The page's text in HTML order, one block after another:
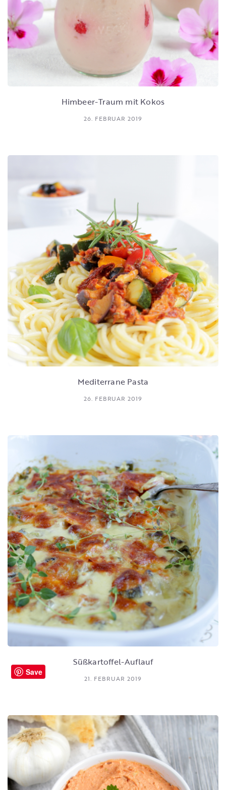
Himbeer-Traum mit Kokos
26. FEBRUAR 2019
Mediterrane Pasta
26. FEBRUAR 2019
Süßkartoffel-Auflauf
21. FEBRUAR 2019
Save